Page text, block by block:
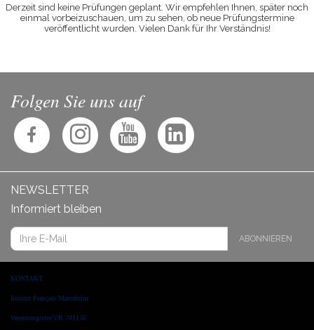
Derzeit sind keine Prüfungen geplant. Wir empfehlen Ihnen, später noch
einmal vorbeizuschauen, um zu sehen, ob neue Prüfungstermine
veröffentlicht wurden. Vielen Dank für Ihr Verständnis!
Folgen Sie uns auf
NEWSLETTER
Informiert bleiben
ABONNIEREN
KONTAKT
Institut Français Mannheim
Vereinsregister/VR 701136